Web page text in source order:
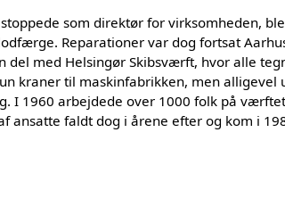
som direktør for virksomheden,
Reparationer var dog fortsat
med Helsingør Skibsværft, hvor alle
kraner til maskinfabrikken, men alligevel
I 1960 arbejdede over 1000 folk på
ansatte faldt dog i årene efter og kom i